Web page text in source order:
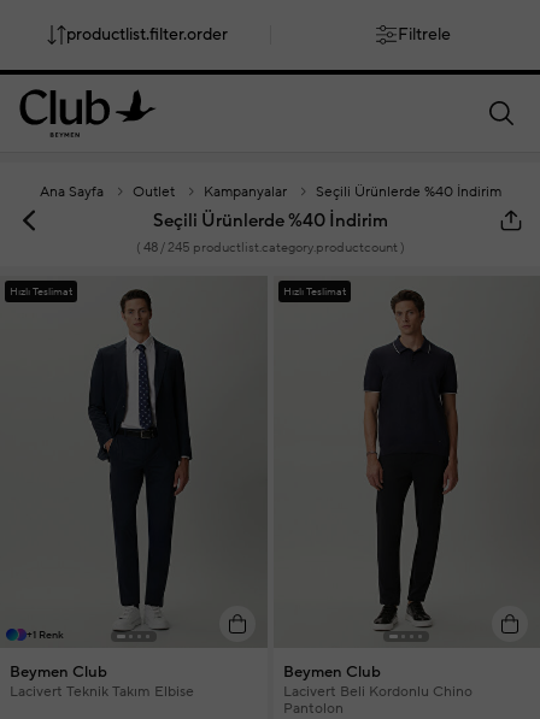
smartbanner.popup.text smartbanner.popup.buttontext
Ana Sayfa Outlet Kampanyalar Seçili Ürünlerde %40 İndirim
Seçili Ürünlerde %40 İndirim
( 48/ 245 productlist.category.productcount )
productlist.filter.order Filtrele
Hızlı Teslimat
+1 Renk
Beymen Club
Lacivert Teknik Takım Elbise
Hızlı Teslimat
Beymen Club
Lacivert Beli Kordonlu Chino
Pantolon